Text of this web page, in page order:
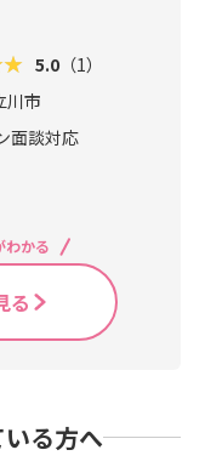
お子さんが家に帰
る、落ち着く、ま
う。そう思える家
す。これが理想の
のような理想の結
、どうしたらいい
を心得ておけばい
5.0 （1）
川市
面談対応
わかる
る
る方へ